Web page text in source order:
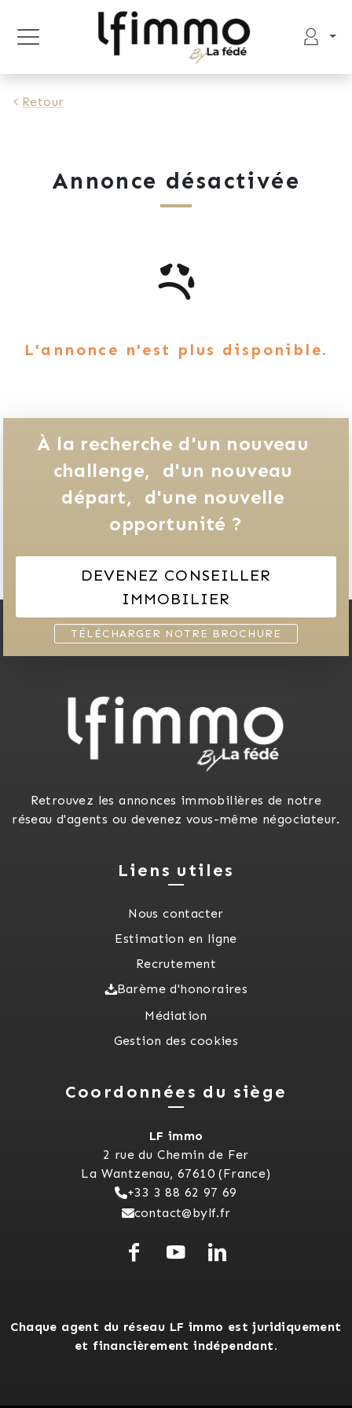
Retour
Annonce désactivée
L'annonce n'est plus disponible.
À la recherche d'un nouveau
challenge,
d'un nouveau
départ,
d'une nouvelle
opportunité ?
DEVENEZ CONSEILLER
IMMOBILIER
TÉLÉCHARGER NOTRE BROCHURE
Retrouvez les annonces immobilières de notre
réseau d'agents ou devenez vous-même négociateur.
Liens utiles
Nous contacter
Estimation en ligne
Recrutement
Barème d'honoraires
Médiation
Gestion des cookies
Coordonnées du siège
LF immo
2 rue du Chemin de Fer
La Wantzenau, 67610 (France)
+33 3 88 62 97 69
contact@bylf.fr
Chaque agent du réseau LF immo est juridiquement
et financièrement indépendant.